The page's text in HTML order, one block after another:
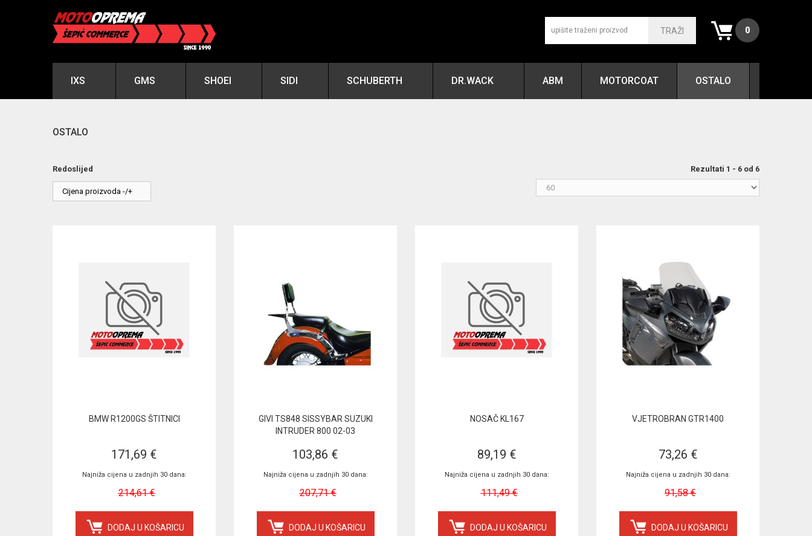
0
TRAŽI
IXS GMS SHOEI SIDI SCHUBERTH DR.WACK ABM MOTORCOAT OSTALO
OSTALO
Redoslijed
Cijena proizvoda -/+
Rezultati 1 - 6 od 6
BMW R1200GS ŠTITNICI
171,69 €
Najniža cijena u zadnjih 30 dana:
214,61 €
DODAJ U KOŠARICU
GIVI TS848 SISSYBAR SUZUKI
INTRUDER 800 02-03
103,86 €
Najniža cijena u zadnjih 30 dana:
207,71 €
DODAJ U KOŠARICU
NOSAČ KL167
89,19 €
Najniža cijena u zadnjih 30 dana:
111,49 €
DODAJ U KOŠARICU
VJETROBRAN GTR1400
73,26 €
Najniža cijena u zadnjih 30 dana:
91,58 €
DODAJ U KOŠARICU